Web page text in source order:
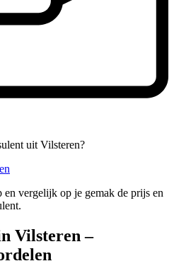
uit Vilsteren?
vergelijk op je gemak de prijs en
Vilsteren –